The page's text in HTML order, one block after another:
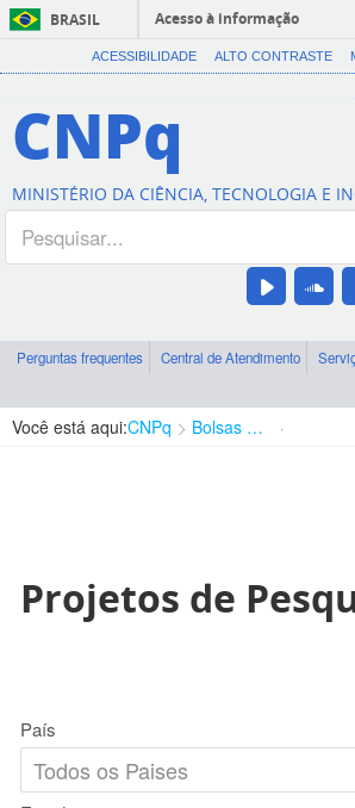
BRASIL
Acesso à informação
ACESSIBILIDADE ALTO CONTRASTE
CNPq
MINISTÉRIO DA CIÊNCIA, TECNOLOGIA E
Perguntas frequentes Central de Atendimento
Você está aqui:CNPq Bolsas e Auxílios Vigentes
Projetos de
País